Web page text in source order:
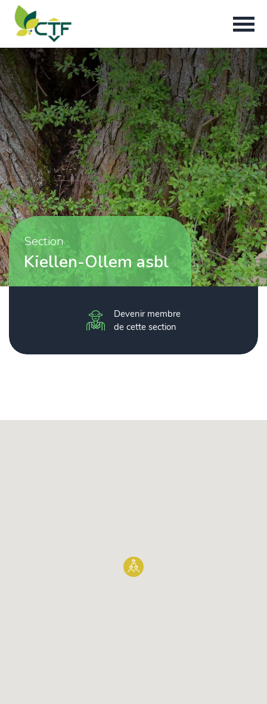
Section
Kiellen-Ollem asbl
Devenir membre
de cette section